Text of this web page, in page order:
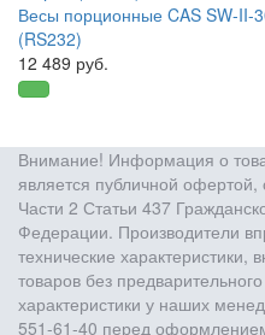
Весы порционные CAS SW-II-
(RS232)
12 489 руб.
Внимание! Информация о
является публичной
Части 2 Статьи 437
Федерации. Производители
технические
товаров без
характеристики у наших
551-61-40 перед